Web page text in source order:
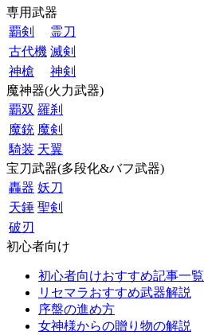
専用武器
覇剣
霊刀
古代機 滅剣
神槍
神剣
魔神器(火力武器)
覇双 羅刹
魔銃 魔剣
騎装 天翼
宝刀武器(多段化&バフ武器)
轟器 妖刀
天錘 聖剣
破刃
初心者向け
初心者向けおすすめ記事一覧
リセマラおすすめ武器解説
序盤の進め方
女神様からの贈り物の解説